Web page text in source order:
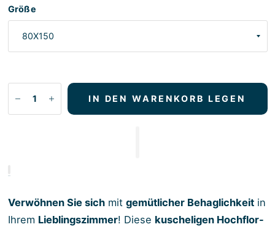
Größe
IN DEN WARENKORB LEGEN
Verwöhnen Sie sichmit gemütlicher Behaglichkeitin
Ihrem Lieblingszimmer! Diese kuscheligen Hochflor-